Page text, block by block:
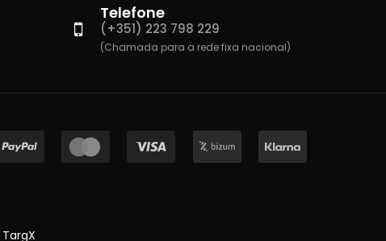
Telefone
(+351) 223 798 229
(Chamada para a rede fixa nacional)
TargX